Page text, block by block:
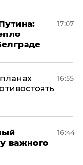
17:07
16:55
важного
16:44